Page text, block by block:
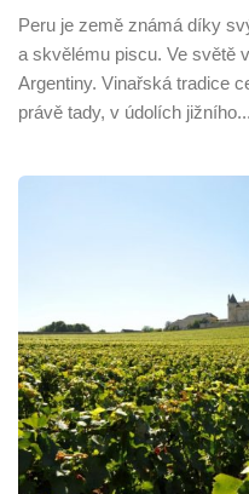
Peru je země známá díky
a skvělému piscu. Ve světě
Argentiny. Vinařská tradice
právě tady, v údolích jižního...